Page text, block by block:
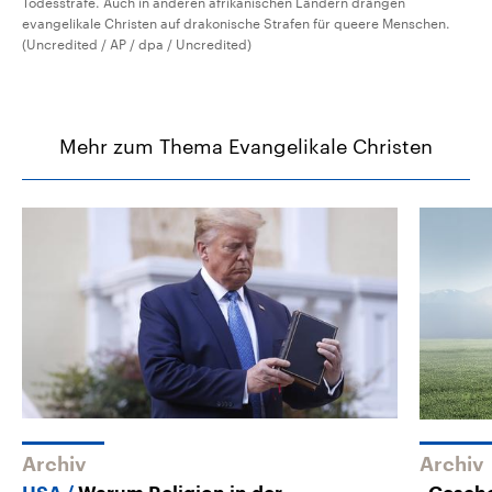
evangelikale Christen auf drakonische Strafen für queere Menschen.
(Uncredited / AP / dpa / Uncredited)
Mehr zum Thema Evangelikale Christen
Archiv Archiv